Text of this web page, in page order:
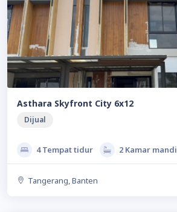
Asthara Skyfront City 6x12
Dijual
4 Tempat tidur 2 Kamar mandi
Tangerang, Banten